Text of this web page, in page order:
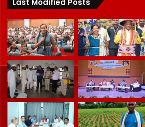
Last Modified Posts